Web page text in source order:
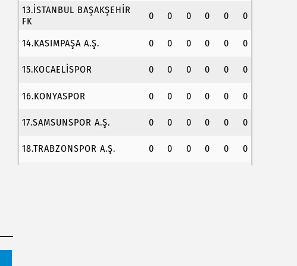
13.İSTANBUL BAŞAKŞEHİR
FK
0 0 0 0 0 0
14.KASIMPAŞA A.Ş. 0 0 0 0 0 0
15.KOCAELİSPOR 0 0 0 0 0 0
16.KONYASPOR 0 0 0 0 0 0
17.SAMSUNSPOR A.Ş. 0 0 0 0 0 0
18.TRABZONSPOR A.Ş. 0 0 0 0 0 0